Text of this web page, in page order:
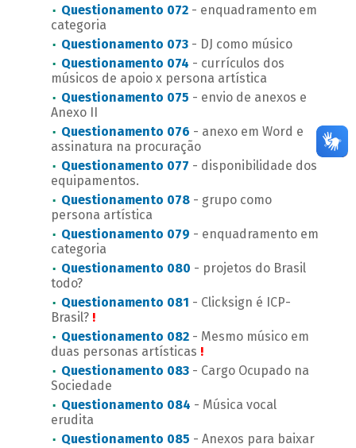
Questionamento 072 - enquadramento em
categoria
Questionamento 073 - DJ como músico
Questionamento 074 - currículos dos
músicos de apoio x persona artística
Questionamento 075 - envio de anexos e
Anexo II
Questionamento 076 - anexo em Word e
assinatura na procuração
Questionamento 077 - disponibilidade dos
equipamentos.
Questionamento 078 - grupo como
persona artística
Questionamento 079 - enquadramento em
categoria
Questionamento 080 - projetos do Brasil
todo?
Questionamento 081 - Clicksign é ICP-
Brasil? !
Questionamento 082 - Mesmo músico em
duas personas artísticas !
Questionamento 083 - Cargo Ocupado na
Sociedade
Questionamento 084 - Música vocal
erudita
Questionamento 085 - Anexos para baixar